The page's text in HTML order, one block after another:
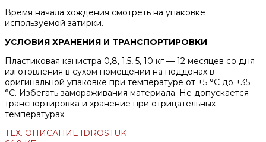
Время начала хождения смотреть на упаковке
используемой затирки.
УСЛОВИЯ ХРАНЕНИЯ И ТРАНСПОРТИРОВКИ
Пластиковая канистра 0,8, 1,5, 5, 10 кг — 12 месяцев со дня
изготовления в сухом помещении на поддонах в
оригинальной упаковке при температуре от +5 °С до +35
°С. Избегать замораживания материала. Не допускается
транспортировка и хранение при отрицательных
температурах.
ТЕХ. ОПИСАНИЕ IDROSTUK